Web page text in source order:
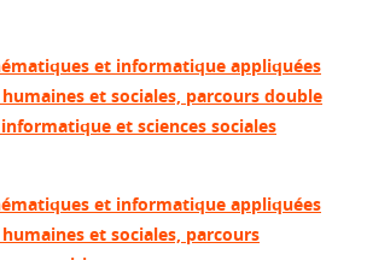
et informatique appliquées
et sociales, parcours double
et sciences sociales
et informatique appliquées
et sociales, parcours